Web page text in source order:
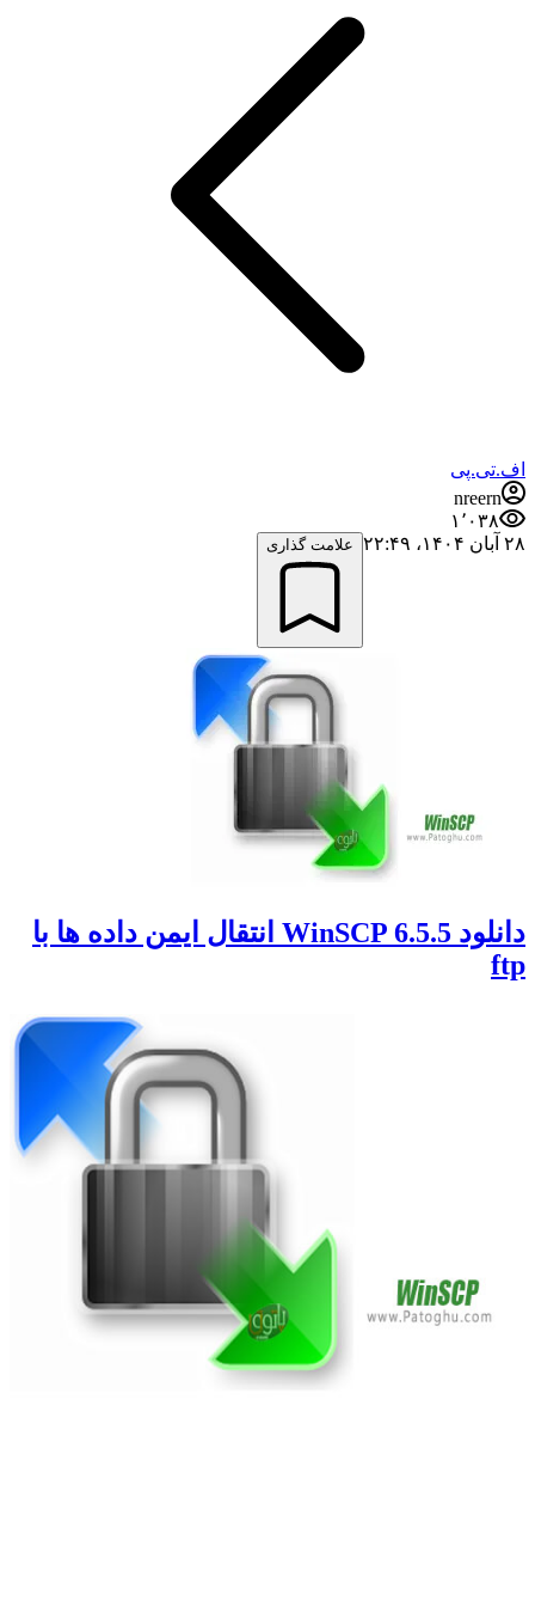
اف.تی.پی
nreern
۱٬۰۳۸
۲۸ آبان ۱۴۰۴،‏ ۲۲:۴۹
علامت گذاری
دانلود WinSCP 6.5.5 انتقال ایمن داده ها با
ftp